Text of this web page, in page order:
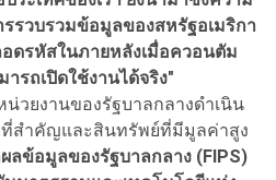
รรวบรวมข้อมูลของสหรัฐอเมริกา
ดรหัสในภายหลังเมื่อควอนตัม
รถเปิดใช้งานได้จริง"
วยงานของรัฐบาลกลางดำเนิน
ที่สำคัญและสินทรัพย์ที่มีมูลค่าสูง
ลข้อมูลของรัฐบาลกลาง (FIPS)